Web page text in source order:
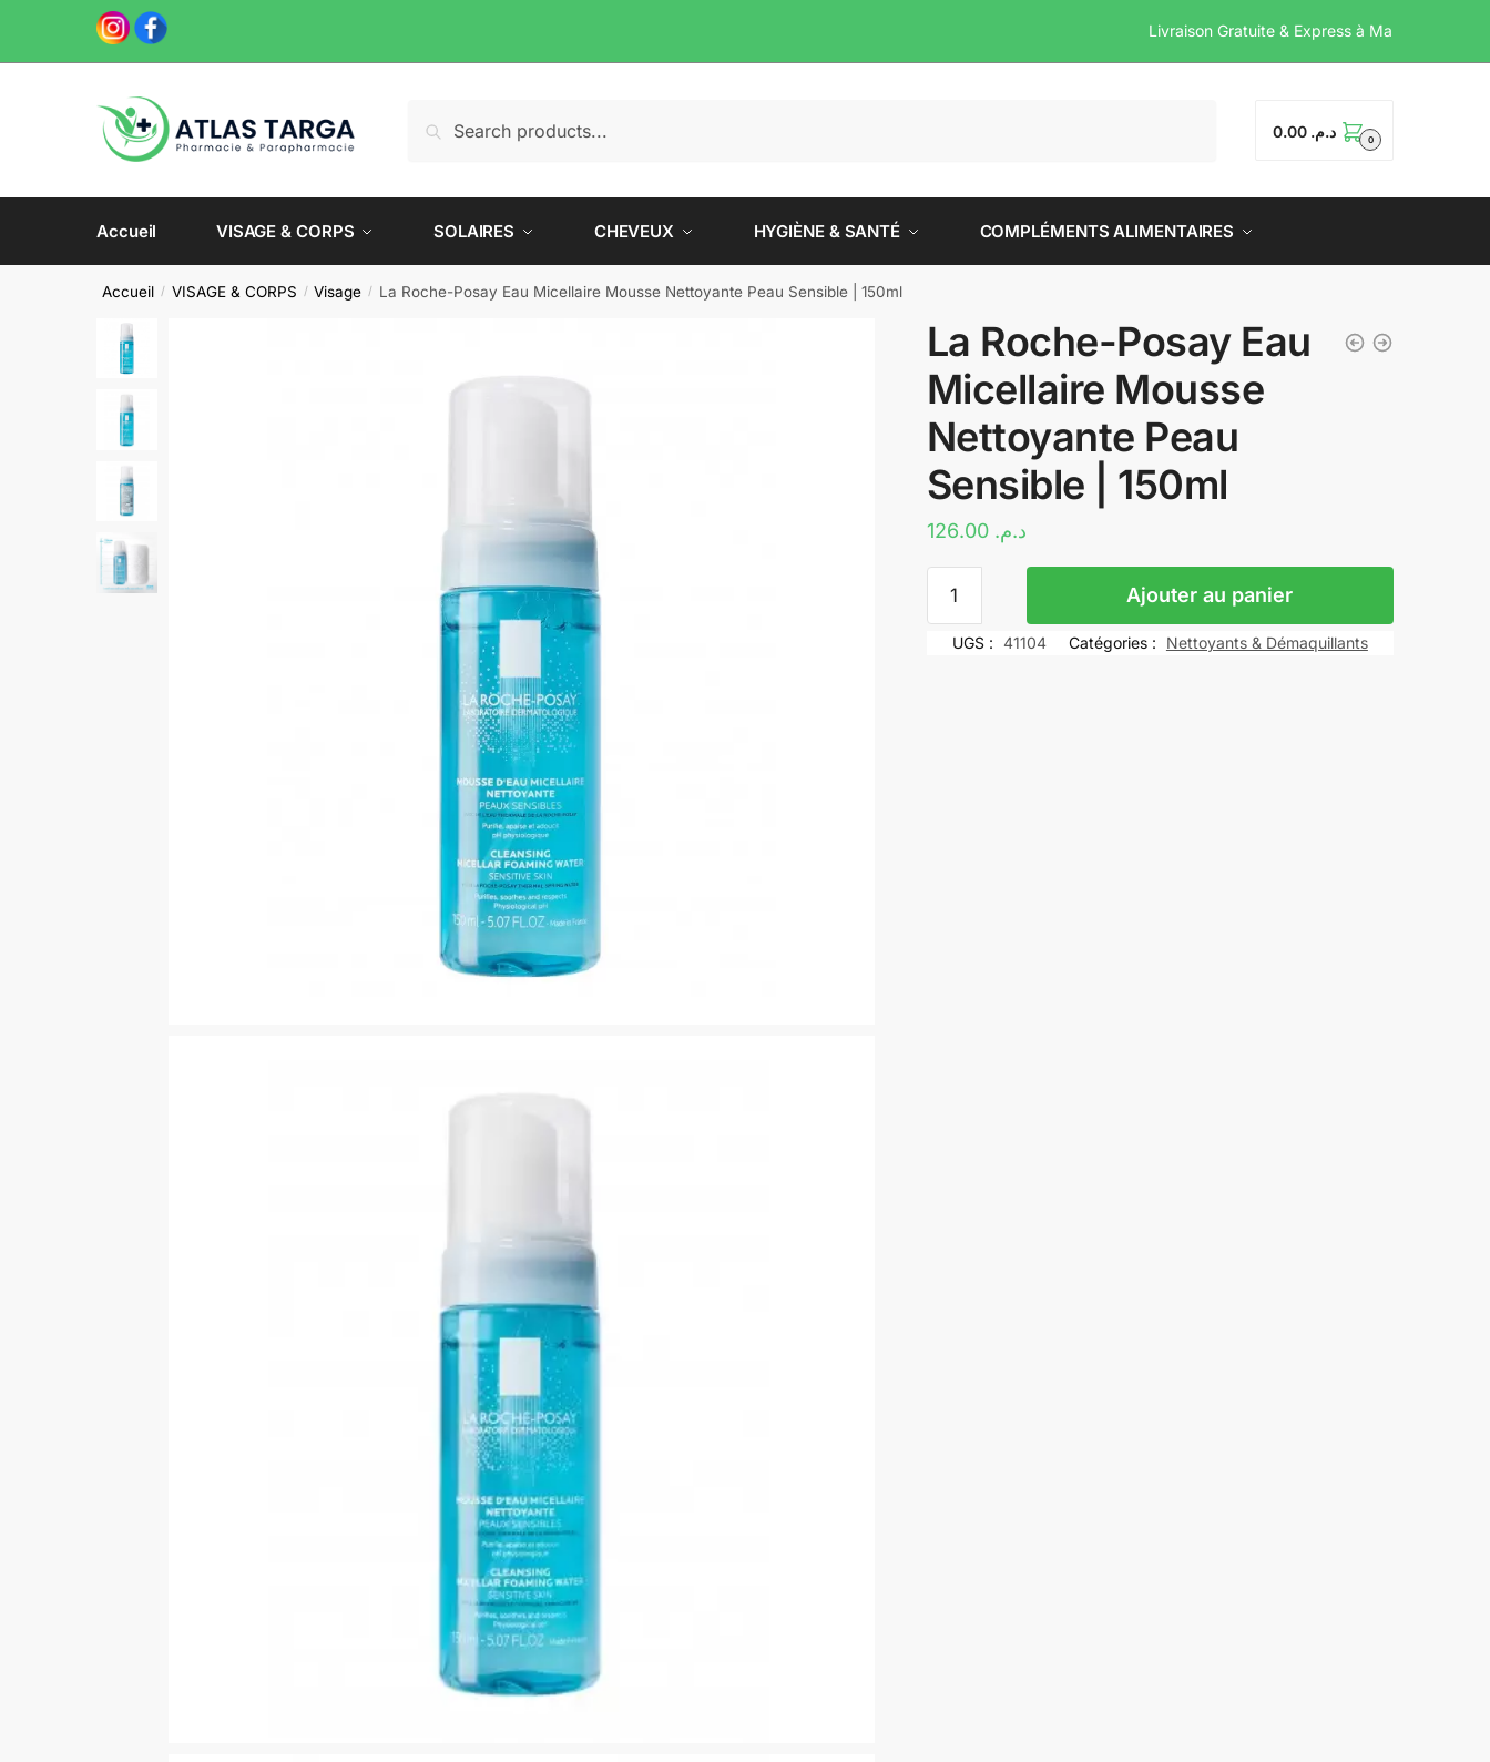
navigation
content
Livraison Gratuite &
pour :
د.م. 0.00 0
Accueil VISAGE & CORPS SOLAIRES CHEVEUX HYGIÈNE & SANTÉ COMPLÉMENTS ALIMENTAIRES
Accueil / VISAGE & CORPS / Visage / La Roche-Posay Eau Micellaire Mousse Nettoyante Peau Sensible | 150ml
La Roche-Posay Eau
Micellaire Mousse
Nettoyante Peau
Sensible | 150ml
د.م. 126.00
Ajouter au panier
UGS : 41104 Catégories : Nettoyants & Démaquillants